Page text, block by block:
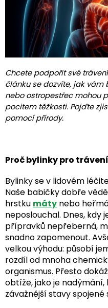
Chcete podpořit své
článku se dozvíte, jak
nebo ostropestřec mohou
pocitem těžkosti. Pojďte
pomocí přírody.
Proč bylinky pro
Bylinky se v lidovém
Naše babičky dobře
hrstku máty nebo
neposlouchal. Dnes,
přípravků nepřeberná,
snadno zapomenout.
velkou výhodu: působí
rozdíl od mnoha
organismus. Přesto
obtíže, jako je
závažnější stavy